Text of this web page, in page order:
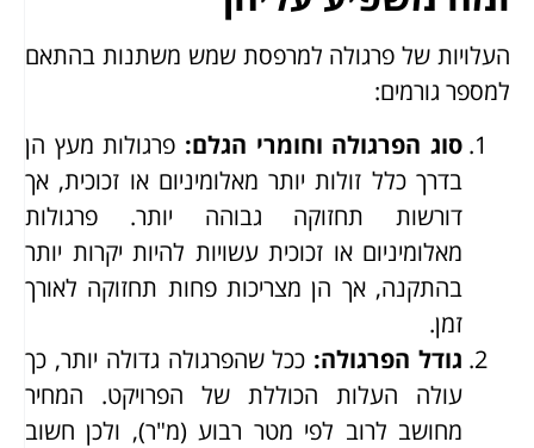
העלויות של פרגולה למרפסת שמש משתנות בהתאם
למספר גורמים:
סוג הפרגולה וחומרי הגלם: פרגולות מעץ הן
בדרך כלל זולות יותר מאלומיניום או זכוכית, אך
דורשות תחזוקה גבוהה יותר. פרגולות
מאלומיניום או זכוכית עשויות להיות יקרות יותר
בהתקנה, אך הן מצריכות פחות תחזוקה לאורך
זמן.
גודל הפרגולה: ככל שהפרגולה גדולה יותר, כך
עולה העלות הכוללת של הפרויקט. המחיר
מחושב לרוב לפי מטר רבוע (מ"ר), ולכן חשוב